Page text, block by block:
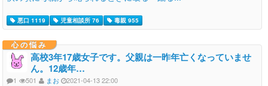
悪口 1119 児童相談所 76 毒親 955
心の悩み
高校3年17歳女子です。父親は一昨年亡くなっていませ
ん。12歳年…
1 501 まお 2021-04-13 22:00